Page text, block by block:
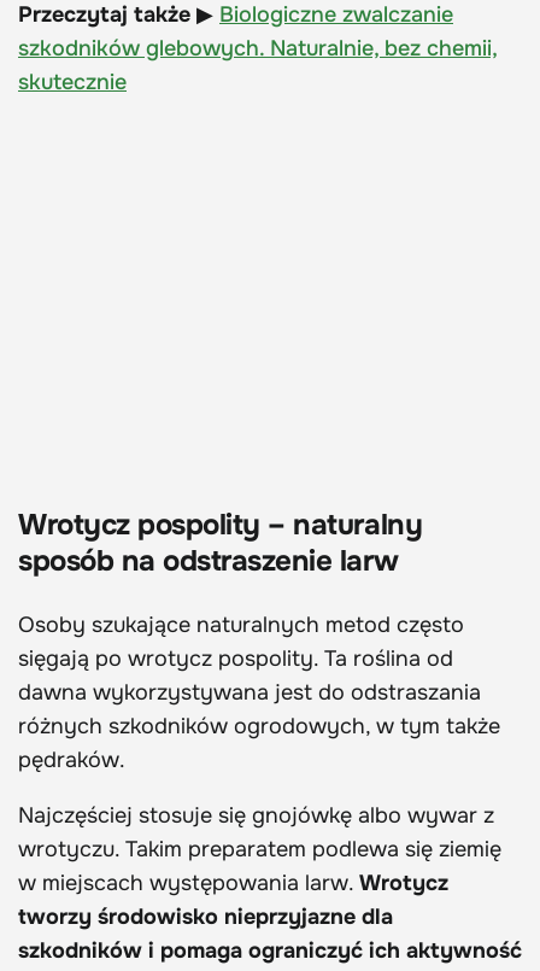
Przeczytaj także ▶ Biologiczne zwalczanie
szkodników glebowych. Naturalnie, bez chemii,
skutecznie
Wrotycz pospolity – naturalny
sposób na odstraszenie larw
Osoby szukające naturalnych metod często
sięgają po wrotycz pospolity. Ta roślina od
dawna wykorzystywana jest do odstraszania
różnych szkodników ogrodowych, w tym także
pędraków.
Najczęściej stosuje się gnojówkę albo wywar z
wrotyczu. Takim preparatem podlewa się ziemię
w miejscach występowania larw. Wrotycz
tworzy środowisko nieprzyjazne dla
szkodników i pomaga ograniczyć ich aktywność